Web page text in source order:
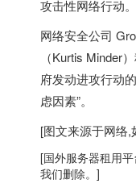
攻击性网络行动。
网络安全公司
（Kurtis Minder
府发动进攻行动
虑因素”。
[图文来源于网络
[国外服务器租用
我们删除。]